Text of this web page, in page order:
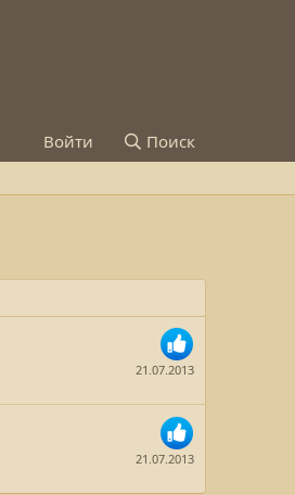
Войти Поиск
21.07.2013
21.07.2013